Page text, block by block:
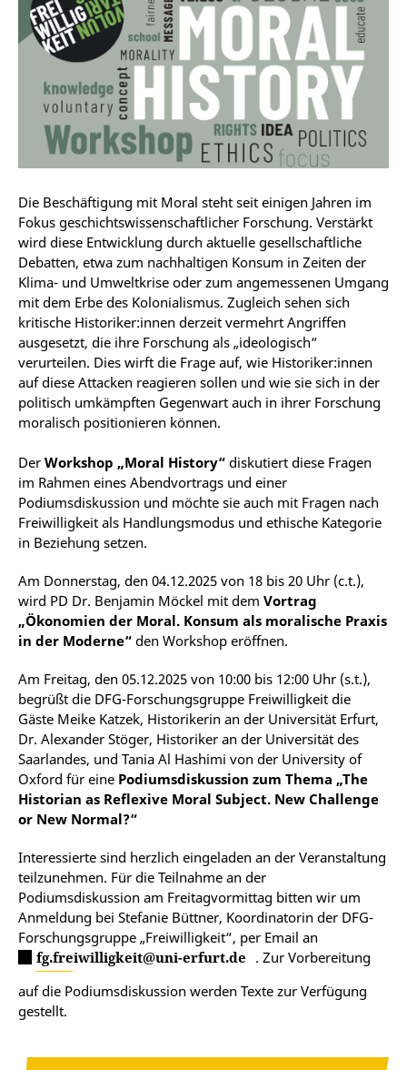
Die Beschäftigung mit Moral steht seit einigen Jahren im
Fokus geschichtswissenschaftlicher Forschung. Verstärkt
wird diese Entwicklung durch aktuelle gesellschaftliche
Debatten, etwa zum nachhaltigen Konsum in Zeiten der
Klima- und Umweltkrise oder zum angemessenen Umgang
mit dem Erbe des Kolonialismus. Zugleich sehen sich
kritische Historiker:innen derzeit vermehrt Angriffen
ausgesetzt, die ihre Forschung als „ideologisch“
verurteilen. Dies wirft die Frage auf, wie Historiker:innen
auf diese Attacken reagieren sollen und wie sie sich in der
politisch umkämpften Gegenwart auch in ihrer Forschung
moralisch positionieren können.
Der Workshop „Moral History“ diskutiert diese Fragen
im Rahmen eines Abendvortrags und einer
Podiumsdiskussion und möchte sie auch mit Fragen nach
Freiwilligkeit als Handlungsmodus und ethische Kategorie
in Beziehung setzen.
Am Donnerstag, den 04.12.2025 von 18 bis 20 Uhr (c.t.),
wird PD Dr. Benjamin Möckel mit dem Vortrag
„Ökonomien der Moral. Konsum als moralische Praxis
in der Moderne“ den Workshop eröffnen.
Am Freitag, den 05.12.2025 von 10:00 bis 12:00 Uhr (s.t.),
begrüßt die DFG-Forschungsgruppe Freiwilligkeit die
Gäste Meike Katzek, Historikerin an der Universität Erfurt,
Dr. Alexander Stöger, Historiker an der Universität des
Saarlandes, und Tania Al Hashimi von der University of
Oxford für eine Podiumsdiskussion zum Thema „The
Historian as Reflexive Moral Subject. New Challenge
or New Normal?“
Interessierte sind herzlich eingeladen an der Veranstaltung
teilzunehmen. Für die Teilnahme an der
Podiumsdiskussion am Freitagvormittag bitten wir um
Anmeldung bei Stefanie Büttner, Koordinatorin der DFG-
Forschungsgruppe „Freiwilligkeit“, per Email an
fg.freiwilligkeit@uni-erfurt.de . Zur Vorbereitung
auf die Podiumsdiskussion werden Texte zur Verfügung
gestellt.